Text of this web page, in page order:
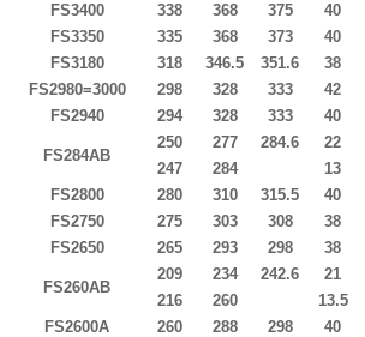
FS3400
338 368 375
40
FS3350
335 368 373
40
FS3180
318 346.5 351.6
38
FS2980=3000
298 328 333
42
FS2940
294 328 333 40
FS284AB
250 277 284.6
22
247
284
13
FS2800
280 310 315.5
40
FS2750
275 303 308
38
FS2650
265 293 298 38
FS260AB
209 234 242.6
21
216
260
13.5
FS2600A
260 288 298
40